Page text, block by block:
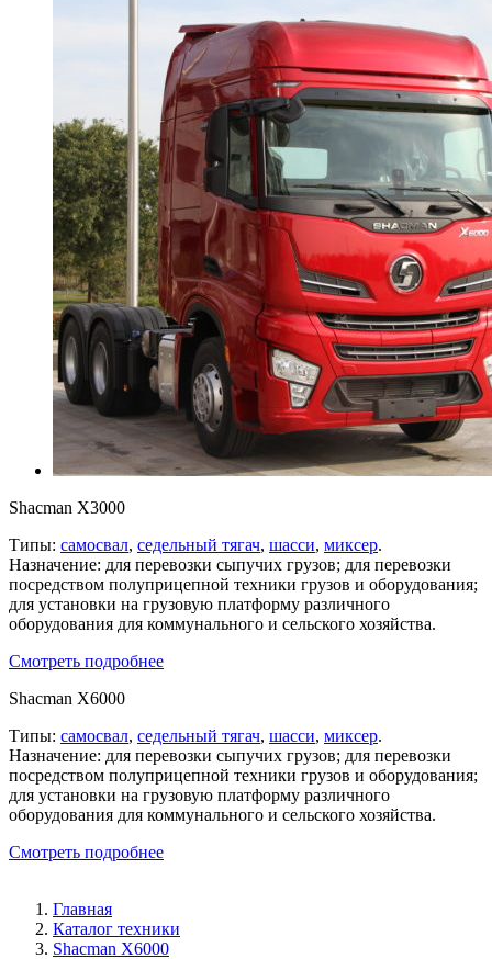
Shacman X3000
Типы: самосвал, седельный тягач, шасси, миксер.
Назначение: для перевозки сыпучих грузов; для перевозки
посредством полуприцепной техники грузов и оборудования;
для установки на грузовую платформу различного
оборудования для коммунального и сельского хозяйства.
Смотреть подробнее
Shacman X6000
Типы: самосвал, седельный тягач, шасси, миксер.
Назначение: для перевозки сыпучих грузов; для перевозки
посредством полуприцепной техники грузов и оборудования;
для установки на грузовую платформу различного
оборудования для коммунального и сельского хозяйства.
Смотреть подробнее
Главная
Каталог техники
Shacman X6000